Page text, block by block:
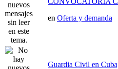
en Oferta y demanda
Guardia Civil en